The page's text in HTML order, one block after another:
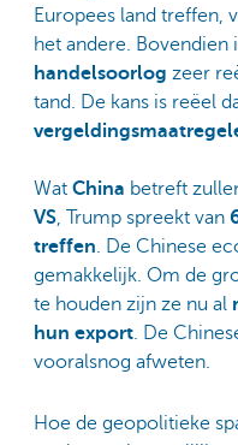
Europees land treffen,
het andere. Bovendien
handelsoorlog zeer
tand. De kans is reëel
Wat China betreft
VS, Trump spreekt van
treffen. De Chinese
gemakkelijk. Om de
te houden zijn ze nu al
hun export. De
vooralsnog afweten.
Hoe de geopolitieke